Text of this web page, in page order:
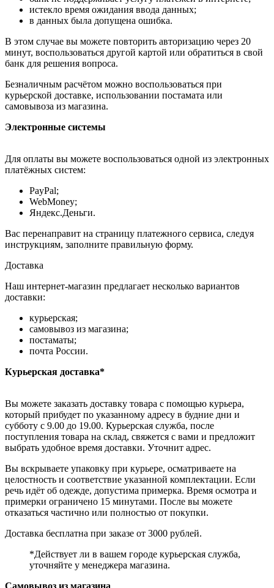
истекло время ожидания ввода данных;
в данных была допущена ошибка.
В этом случае вы можете повторить авторизацию через 20
минут, воспользоваться другой картой или обратиться в свой
банк для решения вопроса.
Безналичным расчётом можно воспользоваться при
курьерской доставке, использовании постамата или
самовывоза из магазина.
Электронные системы
Для оплаты вы можете воспользоваться одной из электронных
платёжных систем:
PayPal;
WebMoney;
Яндекс.Деньги.
Вас перенаправит на страницу платежного сервиса, следуя
инструкциям, заполните правильную форму.
Доставка
Наш интернет-магазин предлагает несколько вариантов
доставки:
курьерская;
самовывоз из магазина;
постаматы;
почта России.
Курьерская доставка*
Вы можете заказать доставку товара с помощью курьера,
который прибудет по указанному адресу в будние дни и
субботу с 9.00 до 19.00. Курьерская служба, после
поступления товара на склад, свяжется с вами и предложит
выбрать удобное время доставки. Уточнит адрес.
Вы вскрываете упаковку при курьере, осматриваете на
целостность и соответствие указанной комплектации. Если
речь идёт об одежде, допустима примерка. Время осмотра и
примерки ограничено 15 минутами. После вы можете
отказаться частично или полностью от покупки.
Доставка бесплатна при заказе от 3000 рублей.
*Действует ли в вашем городе курьерская служба,
уточняйте у менеджера магазина.